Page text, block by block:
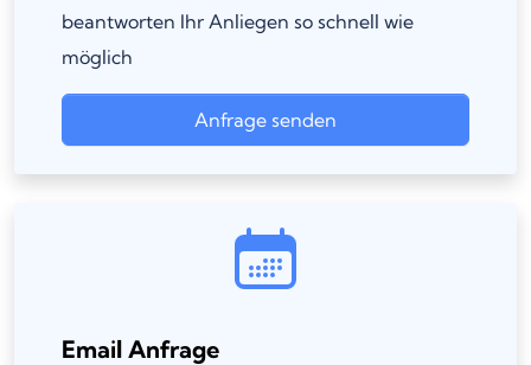
beantworten Ihr Anliegen so schnell wie
möglich
Anfrage senden
Email Anfrage